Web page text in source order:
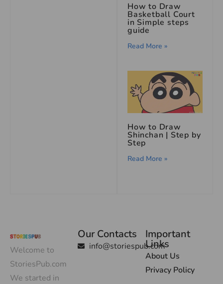
How to Draw
Basketball Court
in Simple steps
guide
Read More »
How to Draw
Shinchan | Step by
Step
Read More »
Welcome to
StoriesPub.com
We started in
Our Contacts
info@storiespub.com
Important
Links
About Us
Privacy Policy